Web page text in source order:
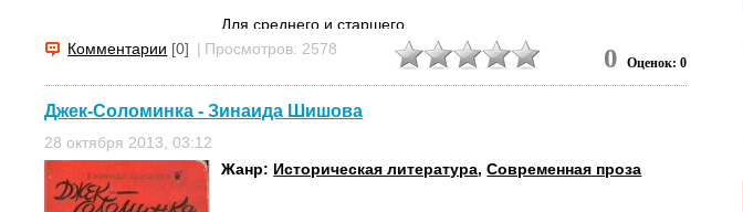
Для среднего и старшего...
Комментарии [0] | Просмотров: 2578 0 Оценок: 0
Джек-Соломинка - Зинаида Шишова
28 октября 2013, 03:12
Жанр: Историческая литература,Современная проза